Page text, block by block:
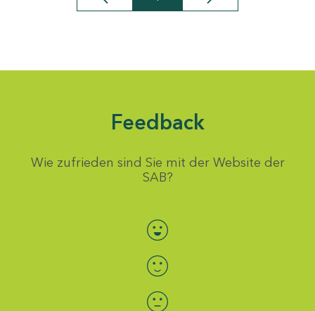
Seite
Feedback
Wie zufrieden sind Sie mit der Website der
SAB?
Bewertung auswählen